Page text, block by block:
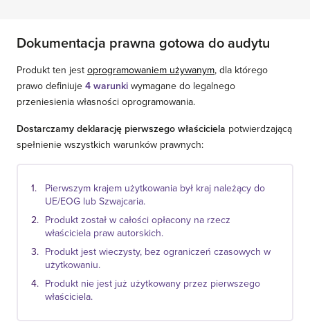
Dokumentacja prawna gotowa do audytu
Produkt ten jest oprogramowaniem używanym, dla którego
prawo definiuje 4 warunki wymagane do legalnego
przeniesienia własności oprogramowania.
Dostarczamy deklarację pierwszego właściciela potwierdzającą
spełnienie wszystkich warunków prawnych:
Pierwszym krajem użytkowania był kraj należący do
UE/EOG lub Szwajcaria.
Produkt został w całości opłacony na rzecz
właściciela praw autorskich.
Produkt jest wieczysty, bez ograniczeń czasowych w
użytkowaniu.
Produkt nie jest już użytkowany przez pierwszego
właściciela.